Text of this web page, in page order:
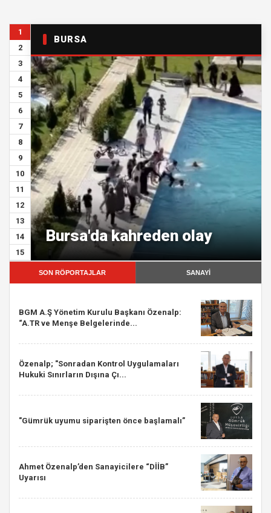
1
2
3
4
5
6
7
8
9
10
11
12
13
14
15
BURSA
Bursa'da kahreden olay
SON RÖPORTAJLAR SANAYİ
BGM A.Ş Yönetim Kurulu Başkanı Özenalp:
“A.TR ve Menşe Belgelerinde...
Özenalp; "Sonradan Kontrol Uygulamaları
Hukuki Sınırların Dışına Çı...
"Gümrük uyumu siparişten önce başlamalı”
Ahmet Özenalp’den Sanayicilere “DİİB”
Uyarısı